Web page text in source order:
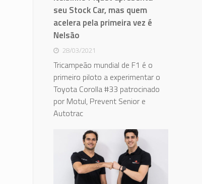
seu Stock Car, mas quem
acelera pela primeira vez é
Nelsão
28/03/2021
Tricampeão mundial de F1 é o
primeiro piloto a experimentar o
Toyota Corolla #33 patrocinado
por Motul, Prevent Senior e
Autotrac